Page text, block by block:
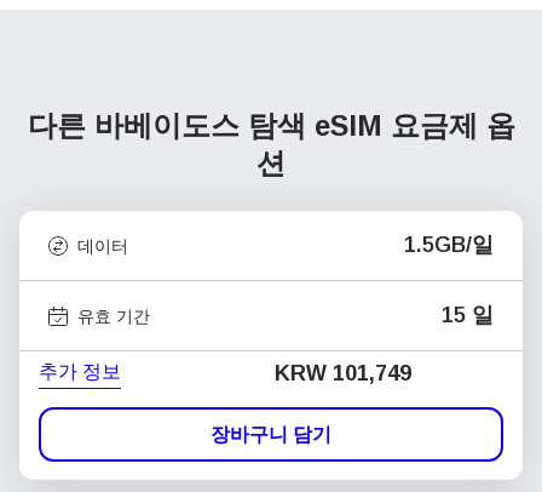
다른 바베이도스 탐색 eSIM 요금제 옵
션
데이터 1.5GB/일
유효 기간 15 일
추가 정보 KRW 101,749
장바구니 담기